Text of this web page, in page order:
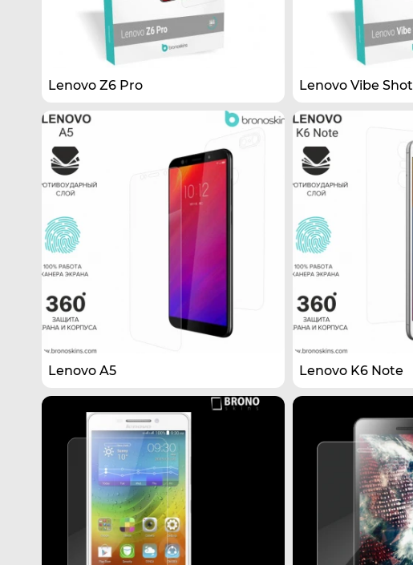
Lenovo Z6 Pro Lenovo Vibe Shot
Lenovo A5 Lenovo K6 Note